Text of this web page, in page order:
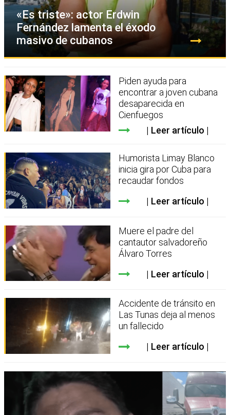
«Es triste»: actor Erdwin
Fernández lamenta el éxodo
masivo de cubanos
Piden ayuda para
encontrar a joven cubana
desaparecida en
Cienfuegos
Leer artículo
Humorista Limay Blanco
inicia gira por Cuba para
recaudar fondos
Leer artículo
Muere el padre del
cantautor salvadoreño
Álvaro Torres
Leer artículo
Accidente de tránsito en
Las Tunas deja al menos
un fallecido
Leer artículo